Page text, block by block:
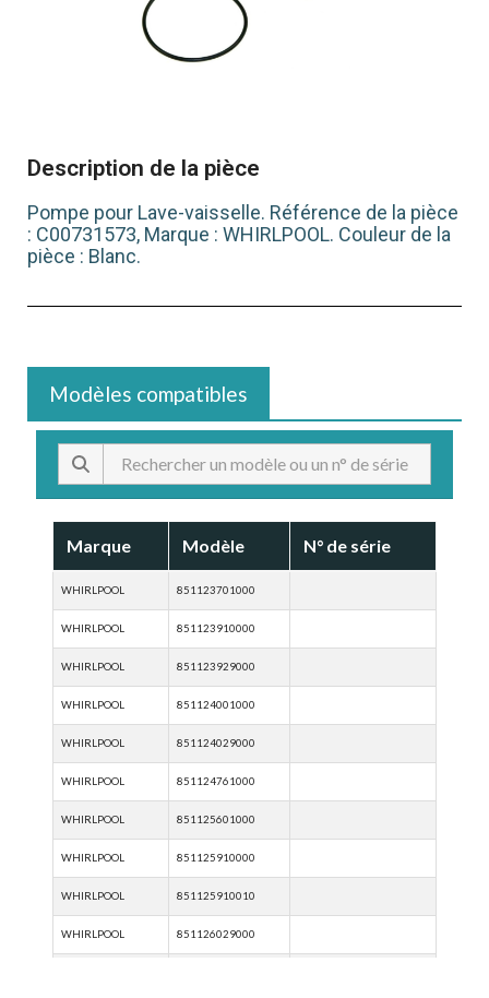
Description de la pièce
Pompe pour Lave-vaisselle. Référence de la pièce
: C00731573, Marque : WHIRLPOOL. Couleur de la
pièce : Blanc.
Modèles compatibles
Marque Modèle N° de série